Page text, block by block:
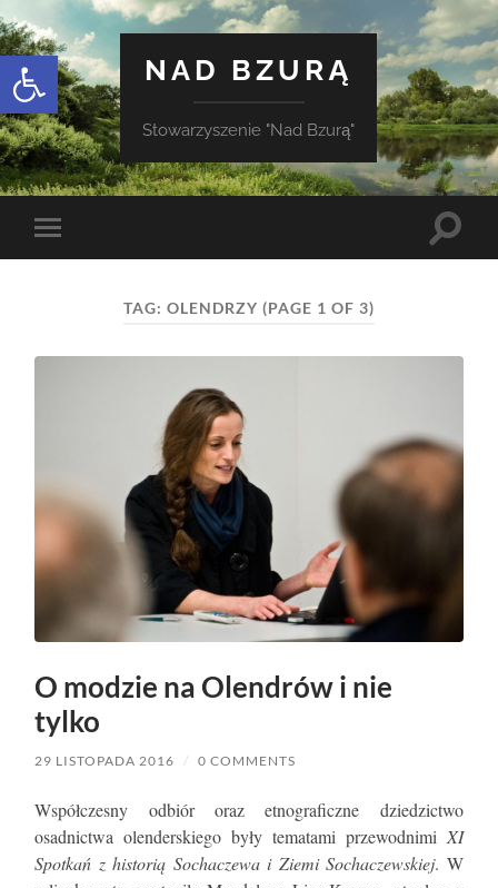
Otwórz pasek narzędzi
NAD BZURĄ
Stowarzyszenie "Nad Bzurą"
Toggle
mobile
Toggle
TAG: OLENDRZY (PAGE 1 OF 3)
O modzie na Olendrów i nie
tylko
29 LISTOPADA 2016 / 0 COMMENTS
Współczesny odbiór oraz etnograficzne dziedzictwo
osadnictwa olenderskiego były tematami przewodnimiXI
Spotkań z historią Sochaczewa i Ziemi Sochaczewskiej. W